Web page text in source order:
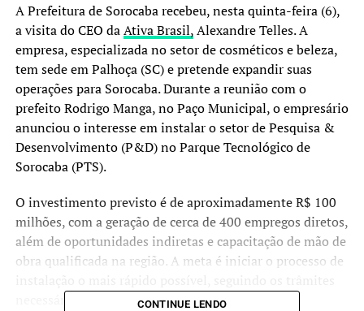
A Prefeitura de Sorocaba recebeu, nesta quinta-feira (6),
a visita do CEO daAtiva Brasil,Alexandre Telles. A
empresa, especializada no setor de cosméticos e beleza,
tem sede em Palhoça (SC) e pretende expandir suas
operações para Sorocaba. Durante a reunião com o
prefeito Rodrigo Manga, no Paço Municipal, o empresário
anunciou o interesse em instalar o setor de Pesquisa &
Desenvolvimento (P&D) no Parque Tecnológico de
Sorocaba (PTS).
O investimento previsto é de aproximadamente R$ 100
milhões, com a geração de cerca de 400 empregos diretos,
além de oportunidades indiretas e capacitação de mão de
obra qualificada na região. A meta é iniciar o processo de
CONTINUE LENDO